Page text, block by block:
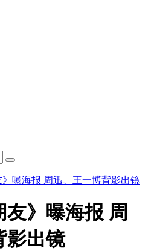
曝海报 周迅、王一博背影出镜
》曝海报 周
影出镜